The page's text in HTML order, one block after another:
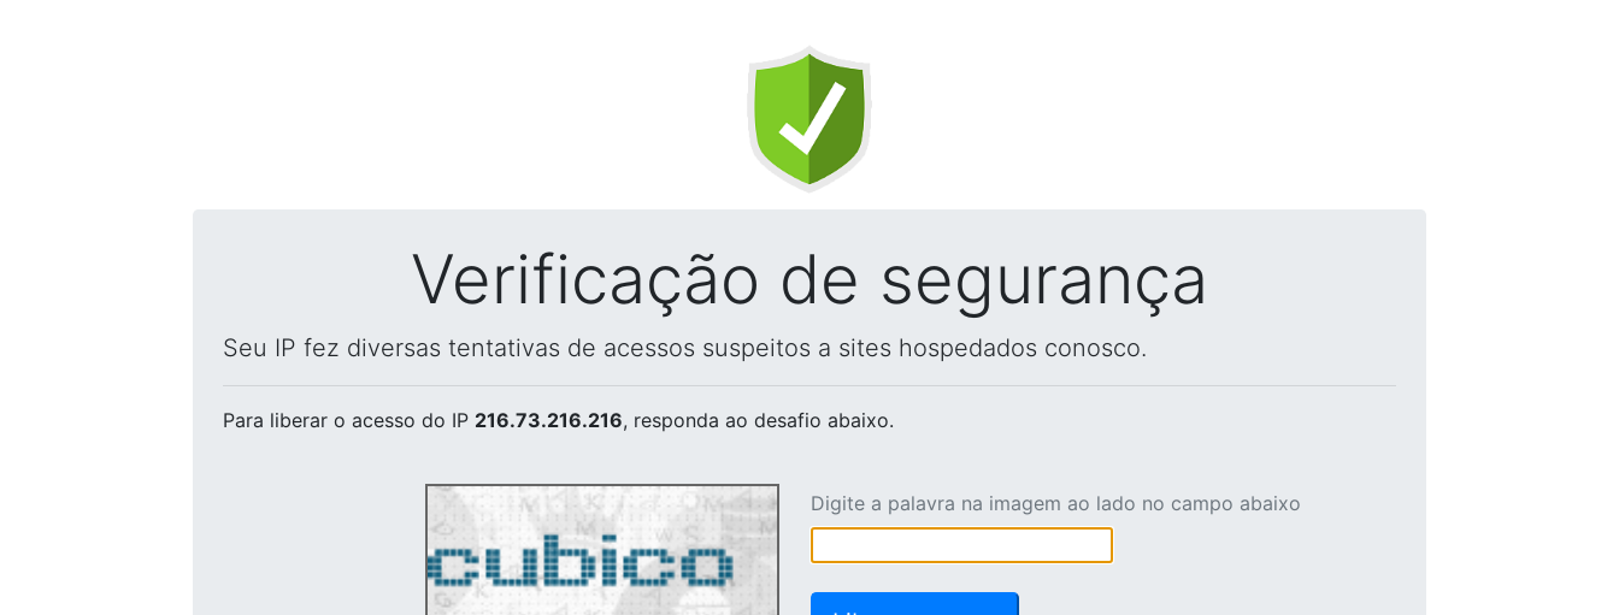
Verificação de segurança
Seu IP fez diversas tentativas de acessos suspeitos a sites hospedados conosco.
Para liberar o acesso do IP 216.73.216.216, responda ao desafio abaixo.
Digite a palavra na imagem ao lado no campo abaixo